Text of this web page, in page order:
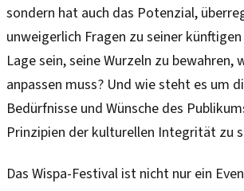
sondern hat auch das Potenzial,
unweigerlich Fragen zu seiner
Lage sein, seine Wurzeln zu
anpassen muss? Und wie steht es um
Bedürfnisse und Wünsche des
Prinzipien der kulturellen Integrität zu
Das Wispa-Festival ist nicht nur ein